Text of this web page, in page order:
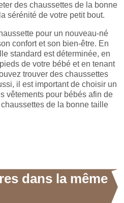
des chaussettes de la bonne
sérénité de votre petit bout.
pour un nouveau-né
confort et son bien-être. En
standard est déterminée, en
de votre bébé et en tenant
trouver des chaussettes
il est important de choisir un
vêtements pour bébés afin de
de la bonne taille
dans la même